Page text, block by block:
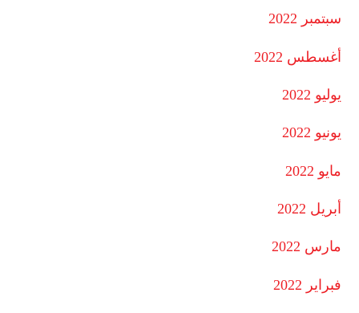
سبتمبر 2022
أغسطس 2022
يوليو 2022
يونيو 2022
مايو 2022
أبريل 2022
مارس 2022
فبراير 2022